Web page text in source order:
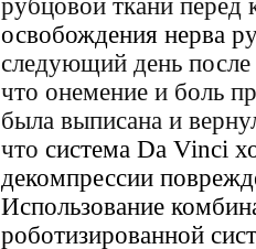
рубцовой ткани перед
освобождения нерва р
следующий день после
что онемение и боль
была выписана и
чтосистема Da Vinci
декомпрессии
Использование
роботизированной